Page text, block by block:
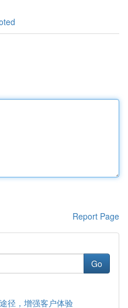
Report Page
Go
径，增强客户体验